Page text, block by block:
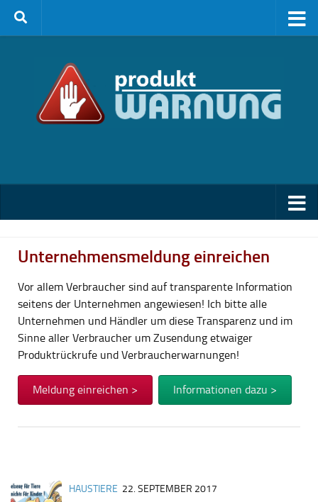
Zum Inhalt springen
Unternehmensmeldung einreichen
Vor allem Verbraucher sind auf transparente Information
seitens der Unternehmen angewiesen! Ich bitte alle
Unternehmen und Händler um diese Transparenz und im
Sinne aller Verbraucher um Zusendung etwaiger
Produktrückrufe und Verbraucherwarnungen!
Meldung einreichen > Informationen dazu >
HAUSTIERE 22. SEPTEMBER 2017